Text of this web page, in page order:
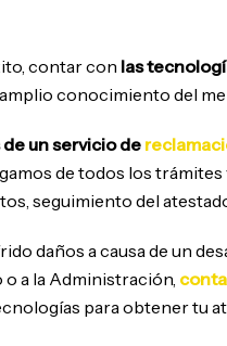
contar con las
conocimiento del
un servicio de
de todos los
seguimiento del
daños a causa de un
a la Administración,
para obtener tu